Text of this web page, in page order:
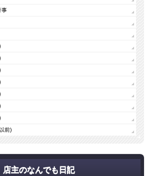
事
前)
店主のなんでも日記